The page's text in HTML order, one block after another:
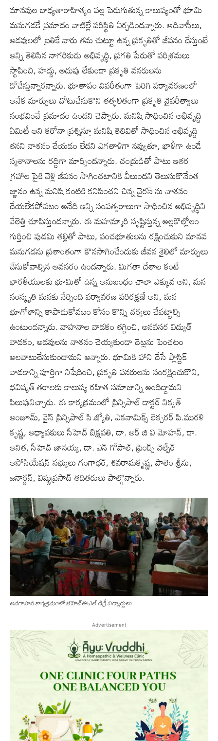
మానవుల బాధ్యతారాహిత్యం వల్ల పెరుగుతున్న కాలుష్యంతో భూమి
మనుగడకే ప్రమాదం వాటిల్లే పరిస్థితి ఏర్పడిందన్నారు. ఆదివాసీలు,
అడవులలో బ్రతికే వారు తమ చుట్టూ ఉన్న ప్రకృతితో జీవనం చేస్తుంటే
అన్ని తెలిసిన నాగరికుడు అభివృద్ధి, ప్రగతి పేరుతో పరిశ్రమలు
స్థాపించి, హద్దు, అదుపు లేకుండా ప్రకృతి వనరులను
దోచేస్తున్నారన్నారు. భూతాపం విపరీతంగా పెరిగి పర్యావరణంలో
అనేక మార్పులు చోటుచేసుకొని తత్ఫలితంగా ప్రకృతి వైపరీత్యాలు
సంభవించే ప్రమాదం ఉందని చెప్పారు. మనిషి సాధించిన అభివృద్ధి
ఏమిటీ అని కరోనా ప్రశ్నిస్తూ మనిషి తెలివితో సాధించిన అభివృద్ధి
తనని నాశనం చేయడం లేదని ఎగతాళిగా నవ్వుతూ, ఖాళీగా ఉండే
స్మశానాలను రద్దిగా మార్చిందన్నారు. చంద్రుడితో పాటు ఇతర
గ్రహాల పైకి వెళ్లి జీవనం సాగించటానికి వీలుందని తెలుసుకొనేంత
జ్ఞానం ఉన్న మనిషి కంటికి కనిపించని చిన్న వైరస్ ను నాశనం
చేయలేకపోవటం అనేది ఇన్ని సంవత్సరాలుగా సాధించిన అభివృద్ధిని
వేలెత్తి చూపిస్తుందన్నారు. ఈ మహమ్మారి సృష్టిస్తున్న అల్లకొల్లోలం
గుర్తించి పుడమి తల్లితో పాటు, పంచభూతులను రక్షించుకుని మానవ
మనుగడను ప్రశాంతంగా కొనసాగించేందుకు జీవన శైలిలో మార్పులు
చేసుకోవాల్సిన అవసరం ఉందన్నారు. మిగతా దేశాల కంటే
భారతీయులకు భూమితో ఉన్న అనుబంధం చాలా ఎక్కువ అని, మన
సంస్కృతి మనకు నేర్పింది పర్యావరణ పరిరక్షణే అని, మన
భూగోళాన్ని కాపాడుకోవటం కోసం కొన్ని చర్యలు చేపట్టాల్సి
ఉంటుందన్నారు. వాహనాల వాడకం తగ్గించి, అనవసర విద్యుత్
వాడకం, అడవులను నాశనం చెయ్యకుండా చెట్లను పెంచటం
అలవాటుచేసుకుందామని అన్నారు. భూమికి హాని చేసే ప్లాస్టిక్
వాడకాన్ని పూర్తిగా నిషేదించి, ప్రకృతి వనరులను సంరక్షించుకొని,
భవిష్యత్ తరాలకు కాలుష్య రహిత సమాజాన్ని అందిద్దామని
పిలుపునిచ్చారు. ఈ కార్యక్రమంలో ప్రిన్సిపాల్ డాక్టర్ నిక్కత్
అంజూమ్, వైస్ ప్రిన్సిపాల్ సి.జ్యోతి, ఎకనామిక్స్ లెక్చరర్ పి.మురళి
కృష్ణ, అధ్యాపకులు సీహెచ్ బిక్షపతి, డా. అర్ జి వి మోహన్, డా.
అనిత, సీహెచ్ జానయ్య, డా. ఎన్ గోపాల్, ఫ్రెండ్స్ వెల్ఫేర్
అసోసియేషన్ సభ్యులు గంగాధర్, శివరామకృష్ణ, పాలెం శ్రీను,
జనార్దన్, విష్ణుప్రసాద్ తదితరులు పాల్గొన్నారు.
అవగాహన‌ కార్యక్రమంలో బీహెచ్ఈఎల్ డిగ్రీ విద్యార్థులు
Advertisement